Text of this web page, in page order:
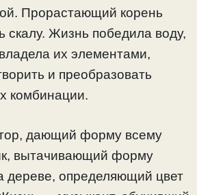
Прорастающий корень
скалу. Жизнь победила воду,
их элементами,
и преобразовать
комбинации.
дающий форму всему
вытачивающий форму
дереве, определяющий цвет